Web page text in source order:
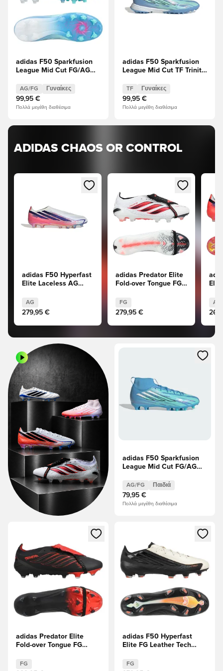
Ανοίγει ένα Modal για να συνδεθείτε ή να εγγραφείτε ως
adidas F50 Hyperfast
Elite Laceless AG
AG
279,95 €
Ανοίγει ένα Modal για να
adidas Predator Elite
Fold-over Tongue FG
FG
279,95 €
AG
ADIDAS CHAOS OR CONTROL
adidas F50 Sparkfusion
League Mid Cut FG/AG
ΈΚΔΟΣΗ
AG/FG Γυναίκες
99,95 €
Πολλά μεγέθη διαθέσιμα
adidas F50 Sparkfusion
League Mid Cut TF Trinity
ΈΚΔΟΣΗ
TF Γυναίκες
99,95 €
Πολλά μεγέθη διαθέσιμα
Ανοίγει ένα Modal για να
adidas F50 Sparkfusion
League Mid Cut FG/AG
ΈΚΔΟΣΗ Παιδιά
AG/FG Παιδιά
79,95 €
Πολλά μεγέθη διαθέσιμα
Ανοίγει ένα Modal για να συνδεθείτε ή να εγγραφείτε ως
adidas Predator Elite
Fold-over Tongue FG
ΠΕΡΙΟΡΙΣΜΈΝΗ
FG
Ανοίγει ένα Modal για να
adidas F50 Hyperfast
Elite FG Leather Tech
ΈΚΔΟΣΗ
FG